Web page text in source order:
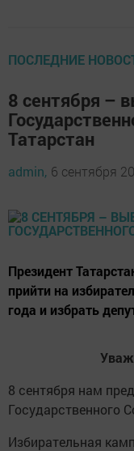
ПОСЛЕДНИЕ
8 сентября –
Татарстан
admin, 6 сентября
Президент
прийти на
года и избрать
8 сентября нам
Государственного
Избирательная